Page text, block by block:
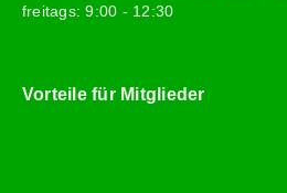
freitags: 9:00 - 12:30
Vorteile für Mitglieder